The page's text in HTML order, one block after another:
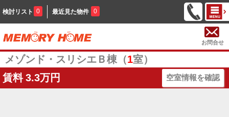
検討リスト 0 最近見た物件 0
お問合せ
メゾンド・スリシエＢ棟（1室）
賃料 3.3万円 空室情報を確認